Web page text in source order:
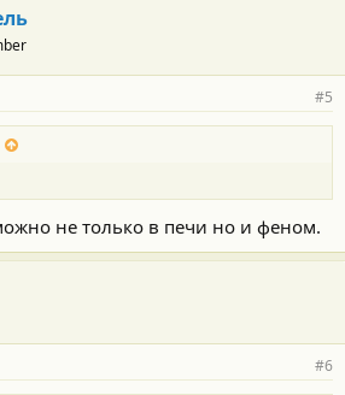
#5
не только в печи но и феном.
#6